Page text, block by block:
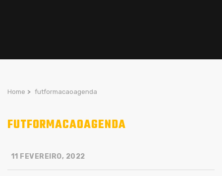
Home > futformacaoagenda
FUTFORMACAOAGENDA
11 FEVEREIRO, 2022